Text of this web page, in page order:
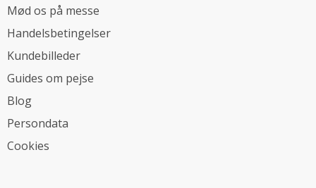
Mød os på messe
Handelsbetingelser
Kundebilleder
Guides om pejse
Blog
Persondata
Cookies